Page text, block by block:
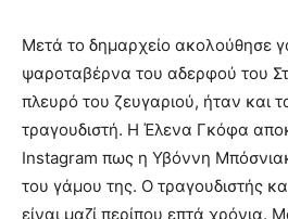
Μετά το δημαρχείο ακολούθησε
ψαροταβέρνα του αδερφού του
πλευρό του ζευγαριού, ήταν και
τραγουδιστή. Η Έλενα Γκόφα
Instagram πως η Υβόννη
του γάμου της. Ο τραγουδιστής
είναι μαζί περίπου επτά χρόνια.